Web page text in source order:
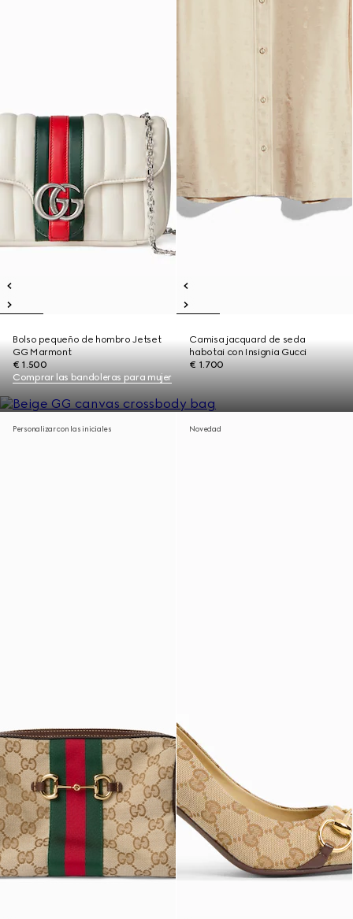
Bolso pequeño de hombro Jetset
GG Marmont
€ 1.500
Camisa jacquard de seda
habotai con Insignia Gucci
€ 1.700
Comprar las bandoleras para mujer
Personalizar con las iniciales Novedad